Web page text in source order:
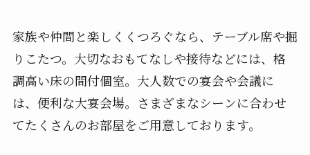
家族や仲間と楽しくくつろぐなら、テーブル席や掘
りこたつ。 大切なおもてなしや接待などには、格
調高い床の間付個室。大人数での宴会や会議に
は、便利な大宴会場。 さまざまなシーンに合わせ
てたくさんのお部屋をご用意しております。